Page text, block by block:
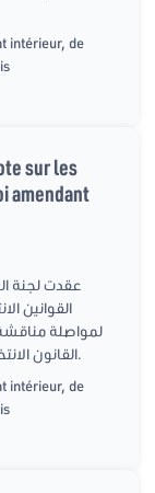
intérieur, de
sur les
amendant
عقدت لجنة
لمواصلة مناقشة
القانون الانتخابي والتصويت عليها وذلك على الساعة 10:05.
intérieur, de